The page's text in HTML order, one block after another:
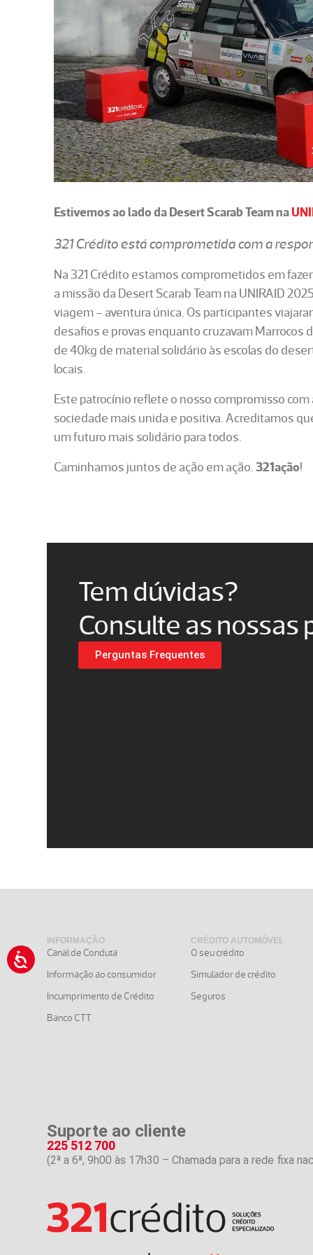
Estivemos ao lado da Desert Scarab Team na
321 Crédito está comprometida com a
Na 321 Crédito estamos comprometidos em
a missão da Desert Scarab Team na UNIRAID
viagem – aventura única. Os participantes
desafios e provas enquanto cruzavam Marrocos
de 40kg de material solidário às escolas do
locais.
Este patrocínio reflete o nosso compromisso com
sociedade mais unida e positiva. Acreditamos
um futuro mais solidário para todos.
Caminhamos juntos de ação em ação.321ação!
Tem dúvidas?
Consulte as
Perguntas Frequentes
INFORMAÇÃO
Canal de Conduta
Informação ao consumidor
Incumprimento de Crédito
Banco CTT
CRÉDITO AUTOMÓVEL
O seu crédito
Simulador de crédito
Seguros
Suporte ao cliente
225 512 700
(2ª a 6ª, 9h00 às 17h30 – Chamada para a rede fixa